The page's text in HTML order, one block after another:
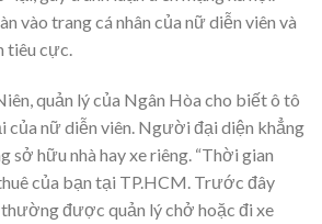
vào trang cá nhân của nữ diễn viên và
tiêu cực.
quản lý của Ngân Hòa cho biết ô tô
của nữ diễn viên. Người đại diện khẳng
sở hữu nhà hay xe riêng. “Thời gian
của bạn tại TP.HCM. Trước đây
được quản lý chở hoặc đi xe